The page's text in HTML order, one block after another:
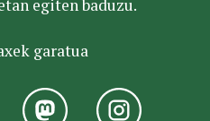
egiten baduzu.
garatua